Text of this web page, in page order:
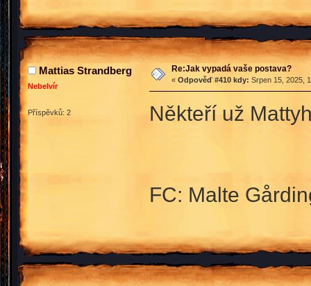
Mattias Strandberg
Nebelvír
Příspěvků: 2
Re:Jak vypadá vaše postava?
« Odpověď #410 kdy: Srpen 15, 2025,
Někteří už
FC: Malte